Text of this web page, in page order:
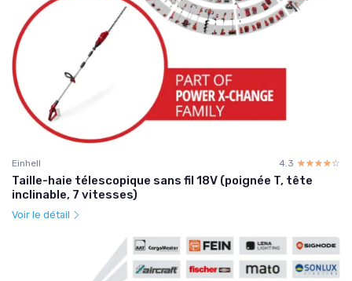
Einhell 4.3 ☆☆☆☆☆
★★★★★
Taille-haie télescopique sans fil 18V (poignée T, tête
inclinable, 7 vitesses)
Voir le détail